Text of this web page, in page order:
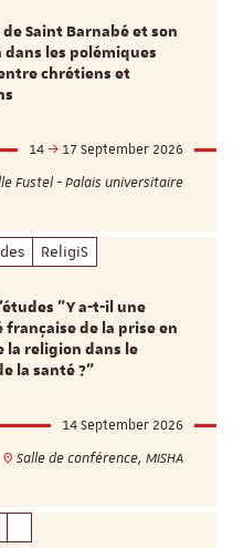
de Saint Barnabé et son
les polémiques
chrétiens et
14
17 September 2026
Fustel - Palais universitaire
ReligiS
"Y a-t-il une
de la prise en
la religion dans le
la santé ?"
14 September 2026
Salle de conférence, MISHA